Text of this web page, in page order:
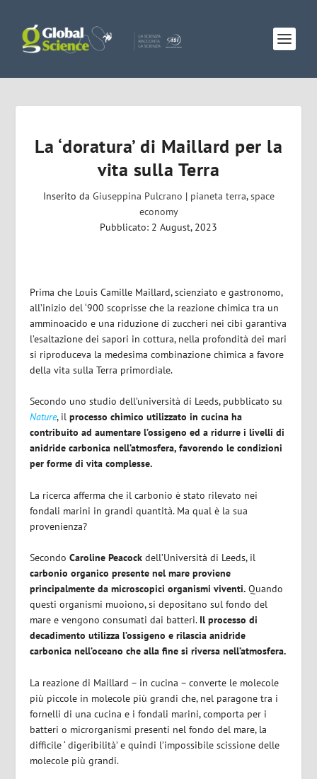
La ‘doratura’ di Maillard per la
vita sulla Terra
Inserito da Giuseppina Pulcrano | pianeta terra,space
economy
Pubblicato: 2 August, 2023
Prima che Louis Camille Maillard, scienziato e gastronomo,
all’inizio del ‘900 scoprisse che la reazione chimica tra un
amminoacido e una riduzione di zuccheri nei cibi garantiva
l’esaltazione dei sapori in cottura, nella profondità dei mari
si riproduceva la medesima combinazione chimica a favore
della vita sulla Terra primordiale.
Secondo uno studio dell’università di Leeds, pubblicato su
Nature, ilprocesso chimico utilizzato in cucina ha
contribuito ad aumentare l’ossigeno ed a ridurre i livelli di
anidride carbonica nell’atmosfera, favorendo le condizioni
per forme di vita complesse.
La ricerca afferma che il carbonio è stato rilevato nei
fondali marini in grandi quantità. Ma qual è la sua
provenienza?
SecondoCaroline Peacock dell’Università di Leeds, il
carbonio organico presente nel mare proviene
principalmente da microscopici organismi viventi. Quando
questi organismi muoiono, si depositano sul fondo del
mare e vengono consumati dai batteri. Il processo di
decadimento utilizza l’ossigeno e rilascia anidride
carbonica nell’oceano che alla fine si riversa nell’atmosfera.
La reazione di Maillard – in cucina – converte le molecole
più piccole in molecole più grandi che, nel paragone tra i
fornelli di una cucina e i fondali marini, comporta per i
batteri o microrganismi presenti nel fondo del mare, la
difficile ‘ digeribilità’ e quindi l’impossibile scissione delle
molecole più grandi.